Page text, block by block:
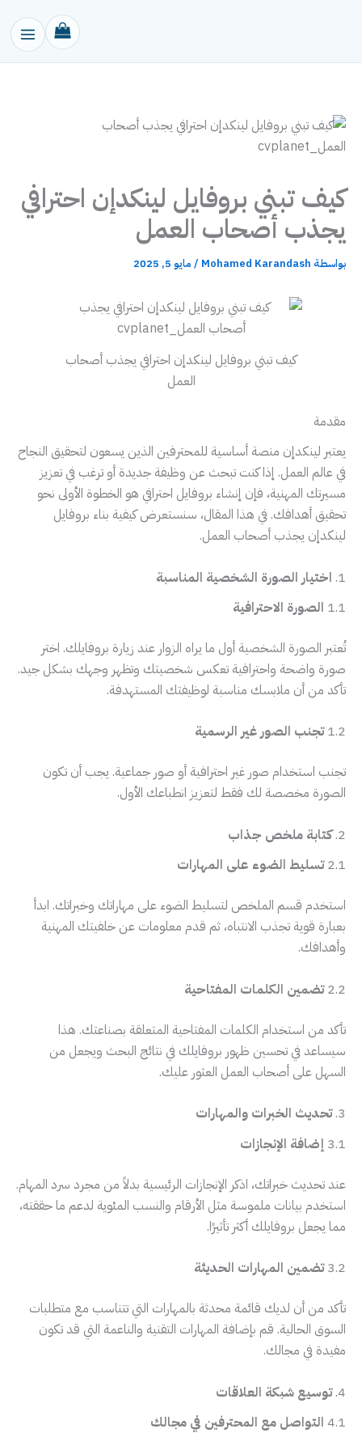
كيف تبني بروفايل لينكدإن احترافي
يجذب أصحاب العمل
بواسطة Mohamed Karandash
/ مايو 5, 2025
كيف تبني بروفايل لينكدإن احترافي يجذب أصحاب
العمل
مقدمة
يعتبر لينكدإن منصة أساسية للمحترفين الذين يسعون لتحقيق النجاح
في عالم العمل. إذا كنت تبحث عن وظيفة جديدة أو ترغب في تعزيز
مسيرتك المهنية، فإن إنشاء بروفايل احترافي هو الخطوة الأولى نحو
تحقيق أهدافك. في هذا المقال، سنستعرض كيفية بناء بروفايل
لينكدإن يجذب أصحاب العمل.
1. اختيار الصورة الشخصية المناسبة
1.1 الصورة الاحترافية
تُعتبر الصورة الشخصية أول ما يراه الزوار عند زيارة بروفايلك. اختر
صورة واضحة واحترافية تعكس شخصيتك وتظهر وجهك بشكل جيد.
تأكد من أن ملابسك مناسبة لوظيفتك المستهدفة.
1.2 تجنب الصور غير الرسمية
تجنب استخدام صور غير احترافية أو صور جماعية. يجب أن تكون
الصورة مخصصة لك فقط لتعزيز انطباعك الأول.
2. كتابة ملخص جذاب
2.1 تسليط الضوء على المهارات
استخدم قسم الملخص لتسليط الضوء على مهاراتك وخبراتك. ابدأ
بعبارة قوية تجذب الانتباه، ثم قدم معلومات عن خلفيتك المهنية
وأهدافك.
2.2 تضمين الكلمات المفتاحية
تأكد من استخدام الكلمات المفتاحية المتعلقة بصناعتك. هذا
سيساعد في تحسين ظهور بروفايلك في نتائج البحث ويجعل من
السهل على أصحاب العمل العثور عليك.
3. تحديث الخبرات والمهارات
3.1 إضافة الإنجازات
عند تحديث خبراتك، اذكر الإنجازات الرئيسية بدلاً من مجرد سرد المهام.
استخدم بيانات ملموسة مثل الأرقام والنسب المئوية لدعم ما حققته،
مما يجعل بروفايلك أكثر تأثيرًا.
3.2 تضمين المهارات الحديثة
تأكد من أن لديك قائمة محدثة بالمهارات التي تتناسب مع متطلبات
السوق الحالية. قم بإضافة المهارات التقنية والناعمة التي قد تكون
مفيدة في مجالك.
4. توسيع شبكة العلاقات
4.1 التواصل مع المحترفين في مجالك